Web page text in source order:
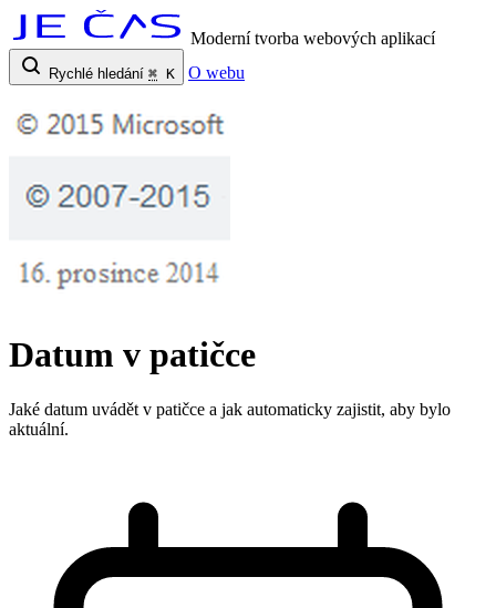
Moderní tvorba webových aplikací
Rychlé hledání ⌘ K O webu
Datum v patičce
Jaké datum uvádět v patičce a jak automaticky zajistit, aby bylo
aktuální.